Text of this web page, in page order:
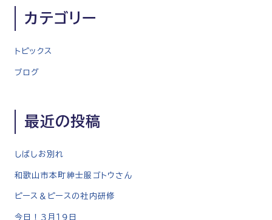
ー
ョ
ン
カテゴリー
トピックス
ブログ
最近の投稿
しばしお別れ
和歌山市本町紳士服ゴトウさん
ピース＆ピースの社内研修
今日！３月１９日